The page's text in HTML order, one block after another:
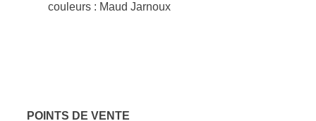
couleurs : Maud Jarnoux
POINTS DE VENTE